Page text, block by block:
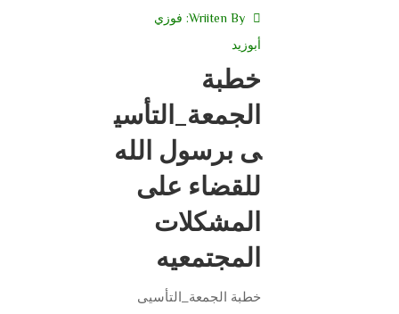
Wriiten By: فوزي
أبوزيد
خطبة
الجمعة_التأسي
ى برسول الله
للقضاء على
المشكلات
المجتمعيه
خطبة الجمعة_التأسيى